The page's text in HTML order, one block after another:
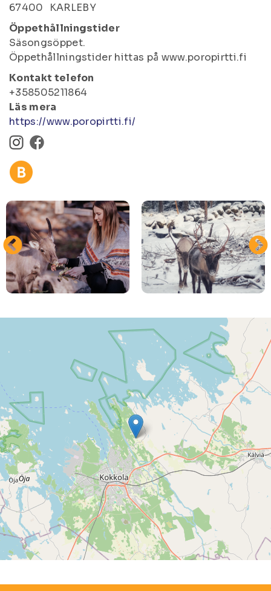
67400
KARLEBY
Öppethållningstider
Säsongsöppet.
Öppethållningstider hittas på www.poropirtti.fi
Kontakt telefon
+358505211864
Läs mera
https://www.poropirtti.fi/